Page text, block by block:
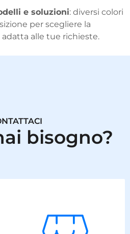
e soluzioni: diversi colori
per scegliere la
alle tue richieste.
bisogno?